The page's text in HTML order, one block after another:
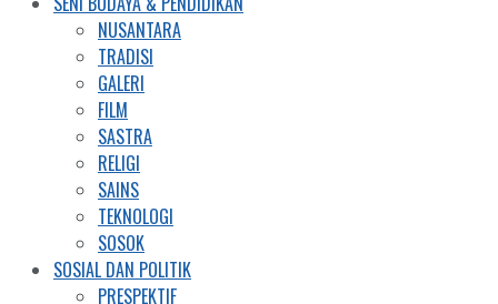
NUSANTARA
TRADISI
GALERI
FILM
SASTRA
RELIGI
SAINS
TEKNOLOGI
SOSOK
SOSIAL DAN POLITIK
PRESPEKTIF